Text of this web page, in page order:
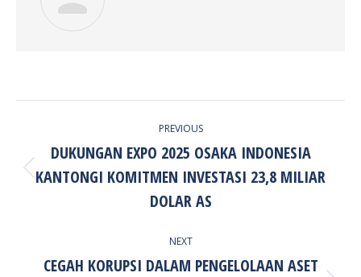
PREVIOUS
Previous
post:
DUKUNGAN EXPO 2025 OSAKA INDONESIA
KANTONGI KOMITMEN INVESTASI 23,8 MILIAR
DOLAR AS
NEXT
CEGAH KORUPSI DALAM PENGELOLAAN ASET